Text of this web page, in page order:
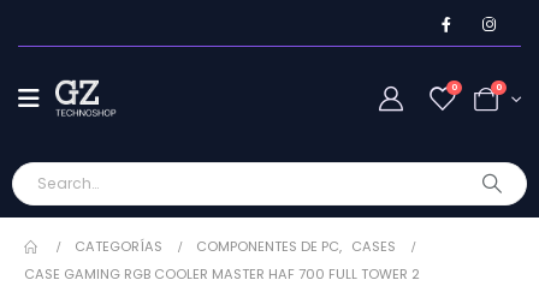
0 0
CATEGORÍAS COMPONENTES DE PC, CASES
CASE GAMING RGB COOLER MASTER HAF 700 FULL TOWER 2